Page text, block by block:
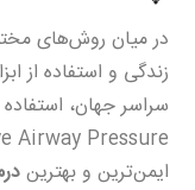
در میان روش‌های
زندگی و استفاده از
سراسر جهان، استفاده
ایمن‌ترین و بهترین